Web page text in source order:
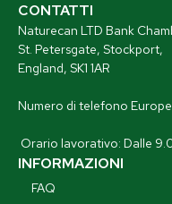
CONTATTI
Naturecan LTD Bank
St. Petersgate, Stockport,
England, SK1 1AR
Numero di telefono
Orario lavorativo: Dalle
INFORMAZIONI
FAQ